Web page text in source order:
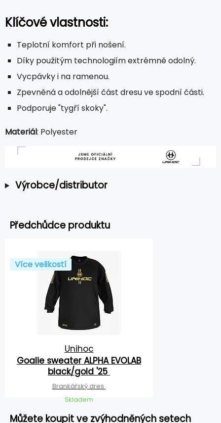
Klíčové vlastnosti:
Teplotní komfort při nošení.
Díky použitým technologiím extrémně odolný.
Vycpávky i na ramenou.
Zpevněná a odolnější část dresu ve spodní části.
Podporuje "tygří skoky".
Materiál: Polyester
Výrobce/distributor
Předchůdce produktu
Více velikostí
Unihoc
Goalie sweater ALPHA EVOLAB
black/gold '25
Brankářský dres
Skladem
Můžete koupit ve zvýhodněných setech